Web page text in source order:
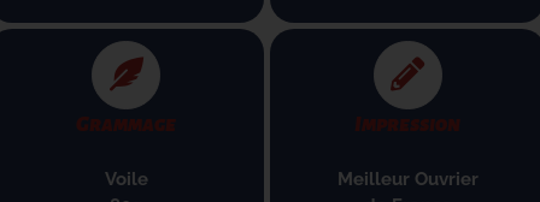
Grammage
Voile
Impression
Meilleur Ouvrier